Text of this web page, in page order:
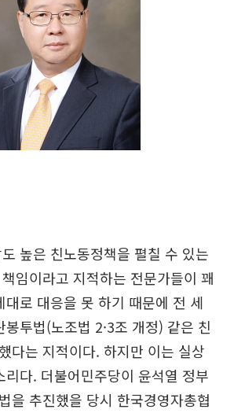
높은 친노동정책을 펼칠 수 있는
임이라고 지적하는 전문가들이 꽤
대로 대응을 못 하기 때문에 전 세
투법(노조법 2·3조 개정) 같은 친
다는 지적이다. 하지만 이는 실상
리다. 더불어민주당이 윤석열 정부
을 추진했을 당시 한국경영자총협